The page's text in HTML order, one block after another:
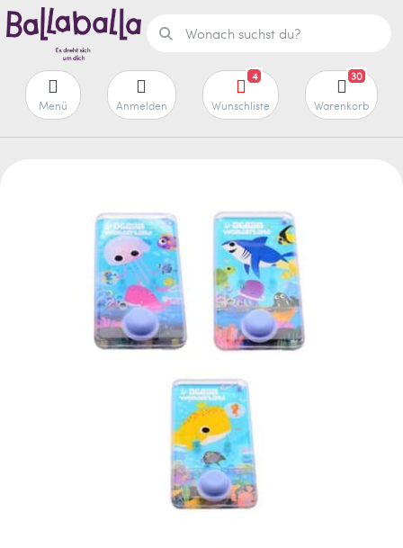
Menü Anmelden
4
Wunschliste
30
Warenkorb